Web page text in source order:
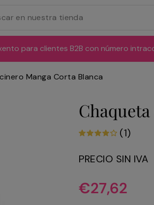
para clientes B2B con número
Manga Corta Blanca
(1)
PRECIO SIN IVA
Precio
habitual
€27,62